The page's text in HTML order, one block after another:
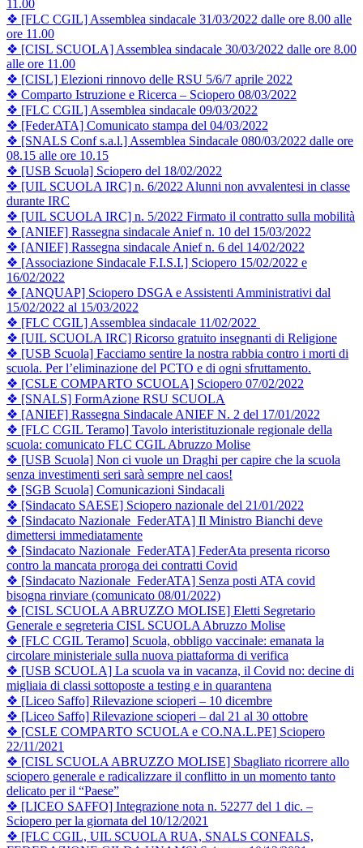
11.00
❖ [FLC CGIL] Assemblea sindacale 31/03/2022 dalle ore 8.00 alle
ore 11.00
❖ [CISL SCUOLA] Assemblea sindacale 30/03/2022 dalle ore 8.00
alle ore 11.00
❖ [CISL] Elezioni rinnovo delle RSU 5/6/7 aprile 2022
❖ Comparto Istruzione e Ricerca – Sciopero 08/03/2022
❖ [FLC CGIL] Assemblea sindacale 09/03/2022
❖ [FederATA] Comunicato stampa del 04/03/2022
❖ [SNALS Conf s.a.l.] Assemblea Sindacale 080/03/2022 dalle ore
08.15 alle ore 10.15
❖ [USB Scuola] Sciopero del 18/02/2022
❖ [UIL SCUOLA IRC] n. 6/2022 Alunni non avvalentesi in classe
durante IRC
❖ [UIL SCUOLA IRC] n. 5/2022 Firmato il contratto sulla mobilità
❖ [ANIEF] Rassegna sindacale Anief n. 10 del 15/03/2022
❖ [ANIEF] Rassegna sindacale Anief n. 6 del 14/02/2022
❖ [Associazione Sindacale F.I.S.I.] Sciopero 15/02/2022 e
16/02/2022
❖ [ANQUAP] Sciopero DSGA e Assistenti Amministrativi dal
15/02/2022 al 15/03/2022
❖ [FLC CGIL] Assemblea sindacale 11/02/2022
❖ [UIL SCUOLA IRC] Ricorso gratuito insegnanti di Religione
❖ [USB Scuola] Facciamo sentire la nostra rabbia contro i morti di
scuola. Per l’eliminazione del PCTO e di ogni sfruttamento.
❖ [CSLE COMPARTO SCUOLA] Sciopero 07/02/2022
❖ [SNALS] FormAzione RSU SCUOLA
❖ [ANIEF] Rassegna Sindacale ANIEF N. 2 del 17/01/2022
❖ [FLC CGIL Teramo] Tavolo interistituzionale regionale della
scuola: comunicato FLC CGIL Abruzzo Molise
❖ [USB Scuola] Non ci vuole un Draghi per capire che la scuola
senza investimenti seri sarà sempre nel caos!
❖ [SGB Scuola] Comunicazioni Sindacali
❖ [Sindacato SAESE] Sciopero nazionale del 21/01/2022
❖ [Sindacato Nazionale FederATA] Il Ministro Bianchi deve
dimettersi immediatamente
❖ [Sindacato Nazionale FederATA] FederAta presenta ricorso
contro la mancata proroga dei contratti Covid
❖ [Sindacato Nazionale FederATA] Senza posti ATA covid
bisogna rinviare (comunicato 08/01/2022)
❖ [CISL SCUOLA ABRUZZO MOLISE] Eletti Segretario
Generale e segreteria CISL SCUOLA Abruzzo Molise
❖ [FLC CGIL Teramo] Scuola, obbligo vaccinale: emanata la
circolare ministeriale sulla nuova piattaforma di verifica
❖ [USB SCUOLA] La scuola va in vacanza, il Covid no: decine di
migliaia di classi sottoposte a testing e in quarantena
❖ [Liceo Saffo] Rilevazione scioperi – 10 dicembre
❖ [Liceo Saffo] Rilevazione scioperi – dal 21 al 30 ottobre
❖ [CSLE COMPARTO SCUOLA e CO.NA.L.PE] Sciopero
22/11/2021
❖ [CISL SCUOLA ABRUZZO MOLISE] Sbagliato ricorrere allo
sciopero generale e radicalizzare il conflitto in un momento tanto
delicato per il “Paese”
❖ [LICEO SAFFO] Integrazione nota n. 52277 del 1 dic. –
Sciopero per la giornata del 10/12/2021
❖ [FLC CGIL, UIL SCUOLA RUA, SNALS CONFALS,